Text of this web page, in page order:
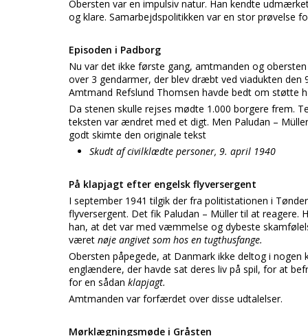
Obersten var en impulsiv natur. Han kendte
og klare. Samarbejdspolitikken var en stor prøvelse
Episoden i Padborg
Nu var det ikke første gang, amtmanden og
over 3 gendarmer, der blev dræbt ved viadukten
Amtmand Refslund Thomsen havde bedt om støtte
Da stenen skulle rejses mødte 1.000 borgere frem.
teksten var ændret med et digt. Men Paludan –
godt skimte den originale tekst
Skudt af civilklædte personer, 9. april 1940
På klapjagt efter engelsk flyversergent
I september 1941 tilgik der fra politistationen i
flyversergent. Det fik Paludan – Müller til at reagere.
han, at det var med væmmelse og dybeste
været nøje angivet som hos en tugthusfange.
Obersten påpegede, at Danmark ikke deltog i
englændere, der havde sat deres liv på spil, for at
for en sådan klapjagt.
Amtmanden var forfærdet over disse udtalelser.
Mørklægningsmøde i Gråsten